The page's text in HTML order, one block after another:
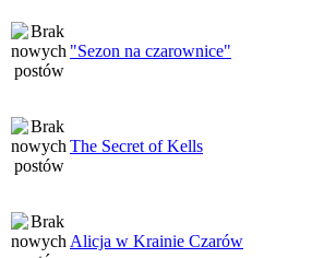
"Sezon na czarownice"
The Secret of Kells
Alicja w Krainie Czarów